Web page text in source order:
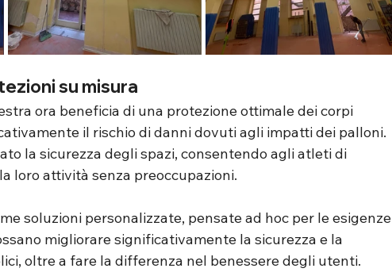
su misura
ora beneficia di una protezione ottimale dei corpi
il rischio di danni dovuti agli impatti dei palloni.
la sicurezza degli spazi, consentendo agli atleti di
loro attività senza preoccupazioni.
soluzioni personalizzate, pensate ad hoc per le esigenze
migliorare significativamente la sicurezza e la
oltre a fare la differenza nel benessere degli utenti.